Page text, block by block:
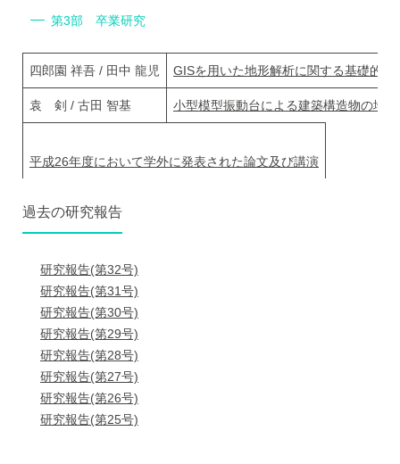
第3部 卒業研究
四郎園 祥吾 / 田中 龍児 GISを用いた地形解析に関する基礎的
袁 剣 / 古田 智基 小型模型振動台による建築構造物の地
平成26年度において学外に発表された論文及び講演
過去の研究報告
研究報告(第32号)
研究報告(第31号)
研究報告(第30号)
研究報告(第29号)
研究報告(第28号)
研究報告(第27号)
研究報告(第26号)
研究報告(第25号)